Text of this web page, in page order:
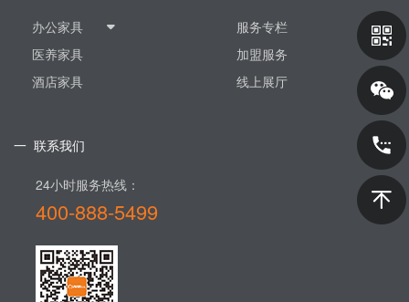
办公家具
医养家具
酒店家具
服务专栏
加盟服务
线上展厅
一 联系我们
24小时服务热线：
400-888-5499​